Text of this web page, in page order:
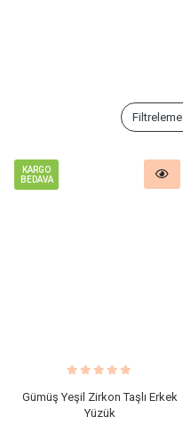
Filtreleme
KARGO
BEDAVA
Gümüş Yeşil Zirkon Taşlı Erkek
Yüzük